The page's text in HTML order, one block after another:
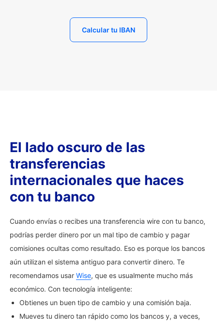
Calcular tu IBAN
El lado oscuro de las
transferencias
internacionales que haces
con tu banco
Cuando envías o recibes una transferencia wire con tu banco,
podrías perder dinero por un mal tipo de cambio y pagar
comisiones ocultas como resultado. Eso es porque los bancos
aún utilizan el sistema antiguo para convertir dinero. Te
recomendamos usar Wise, que es usualmente mucho más
económico. Con tecnología inteligente:
Obtienes un buen tipo de cambio y una comisión baja.
Mueves tu dinero tan rápido como los bancos y, a veces,